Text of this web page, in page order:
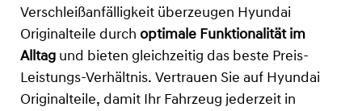
Verschleißanfälligkeit überzeugen Hyundai
Originalteile durch optimale Funktionalität im
Alltag und bieten gleichzeitig das beste Preis-
Leistungs-Verhältnis. Vertrauen Sie auf Hyundai
Originalteile, damit Ihr Fahrzeug jederzeit in